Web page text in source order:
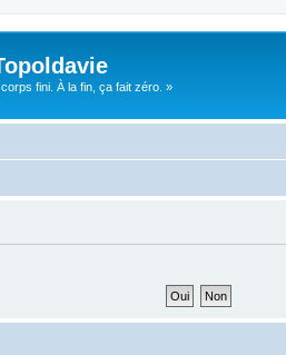
fini. À la fin, ça fait zéro. »